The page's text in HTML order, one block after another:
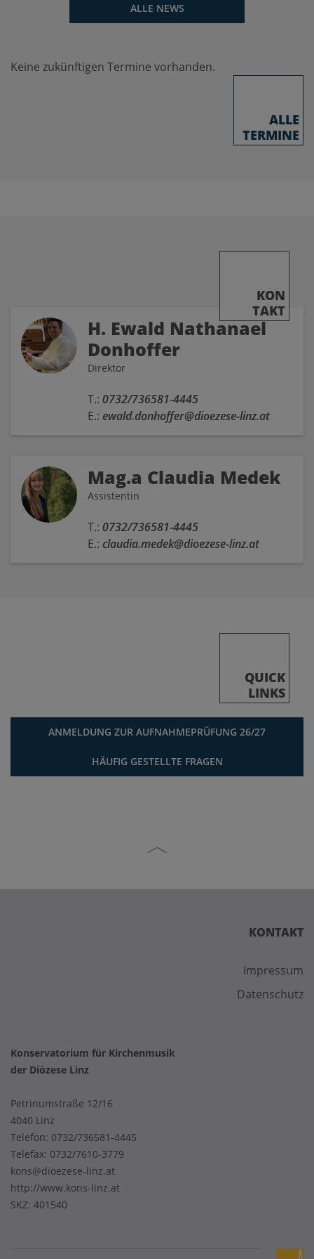
ALLE NEWS
Keine zukünftigen Termine vorhanden.
ALLE
TERMINE
KON
TAKT
H. Ewald Nathanael
Donhoffer
Direktor
T.: 0732/736581-4445
E.: ewald.donhoffer@dioezese-linz.at
Mag.a Claudia Medek
Assistentin
T.: 0732/736581-4445
E.: claudia.medek@dioezese-linz.at
QUICK
LINKS
ANMELDUNG ZUR AUFNAHMEPRÜFUNG 26/27
HÄUFIG GESTELLTE FRAGEN
KONTAKT
Impressum
Datenschutz
Konservatorium für Kirchenmusik
der Diözese Linz
Petrinumstraße 12/16
4040 Linz
Telefon: 0732/736581-4445
Telefax: 0732/7610-3779
kons@dioezese-linz.at
http://www.kons-linz.at
SKZ: 401540